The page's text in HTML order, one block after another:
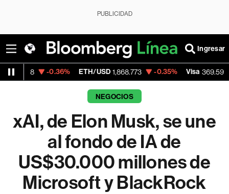
PUBLICIDAD
Ingresar
ETH/USD 1,868.773 -0.35% Visa 369.59 +1.07%
NEGOCIOS
xAI, de Elon Musk, se une
al fondo de IA de
US$30.000 millones de
Microsoft y BlackRock